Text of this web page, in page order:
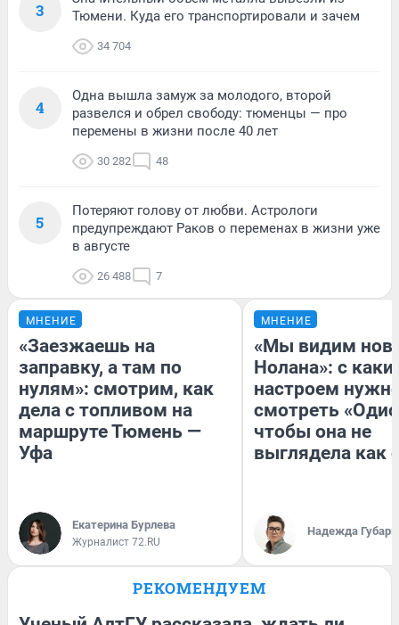
3
Тюмени. Куда его транспортировали и зачем
34 704
4
Одна вышла замуж за молодого, второй
развелся и обрел свободу: тюменцы — про
перемены в жизни после 40 лет
30 282 48
5
Потеряют голову от любви. Астрологи
предупреждают Раков о переменах в жизни уже
в августе
26 488 7
МНЕНИЕ
«Заезжаешь на
заправку, а там по
нулям»: смотрим, как
дела с топливом на
маршруте Тюмень —
Уфа
Екатерина Бурлева
Журналист 72.RU
МНЕНИЕ
«Мы видим
Нолана»: с
настроем
смотреть
чтобы она не
выглядела как
Надежда Губарь
РЕКОМЕНДУЕМ